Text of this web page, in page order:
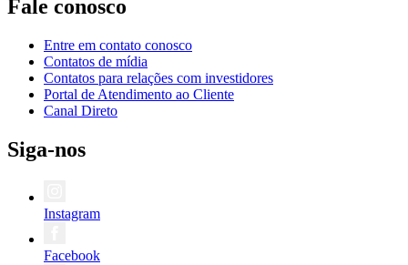
Fale conosco
Entre em contato conosco
Contatos de mídia
Contatos para relações com investidores
Portal de Atendimento ao Cliente
Canal Direto
Siga-nos
Instagram
Facebook